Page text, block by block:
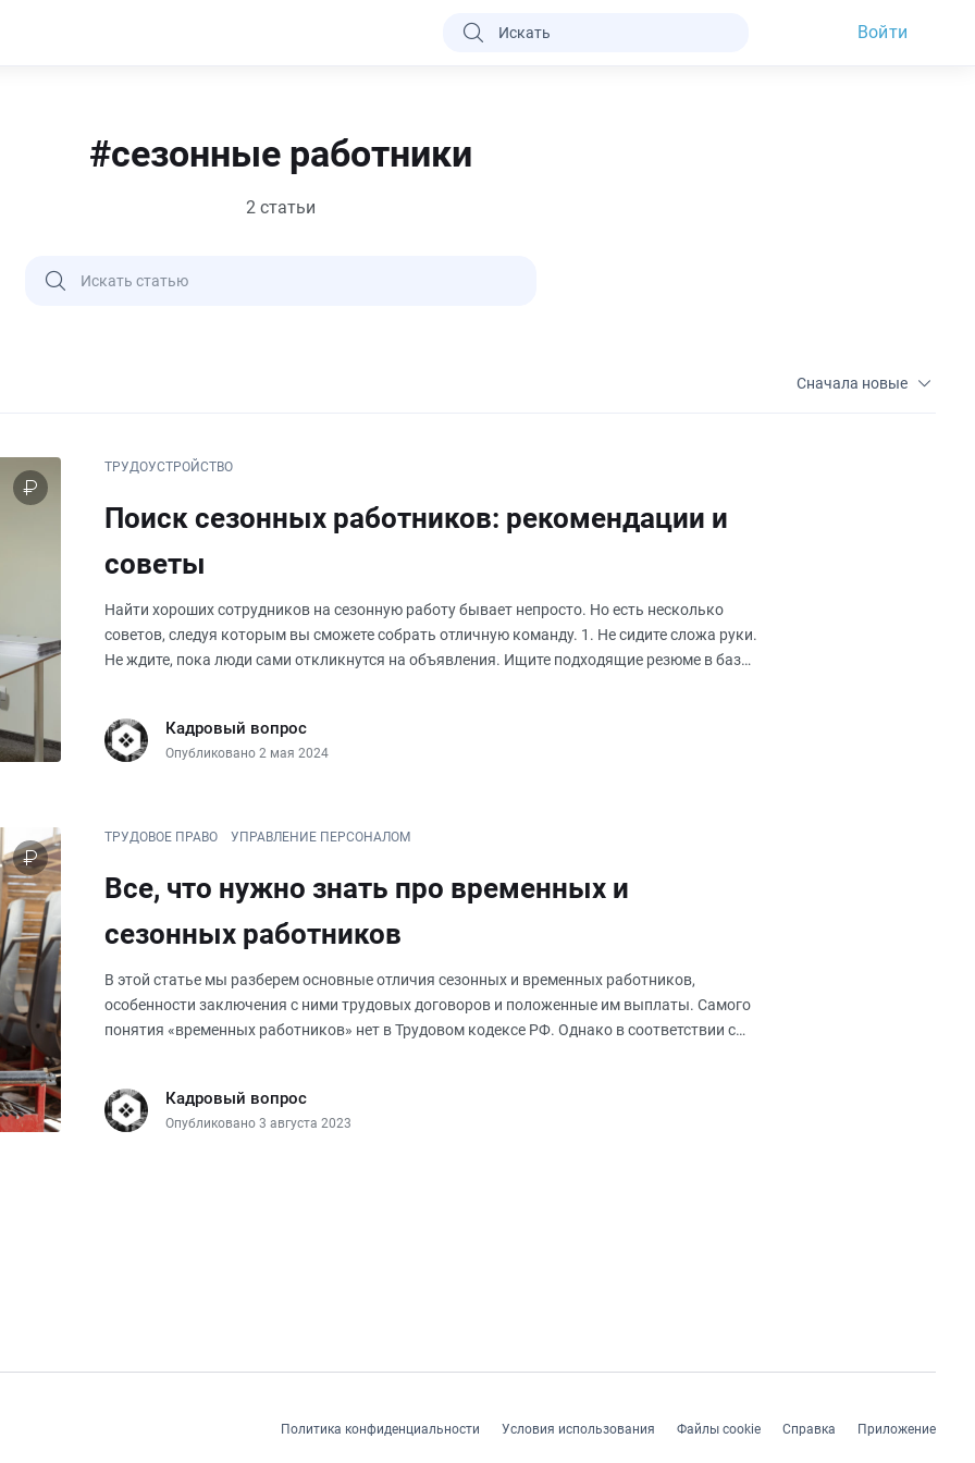
Войти
#сезонные работники
2 статьи
Сначала новые
ТРУДОУСТРОЙСТВО
Поиск сезонных работников: рекомендации и
советы
Найти хороших сотрудников на сезонную работу бывает непросто. Но есть несколько
советов, следуя которым вы сможете собрать отличную команду. 1. Не сидите сложа руки.
Не ждите, пока люди сами откликнутся на объявления. Ищите подходящие резюме в базах
Кадровый вопрос
Опубликовано 2 мая 2024
ТРУДОВОЕ ПРАВО УПРАВЛЕНИЕ ПЕРСОНАЛОМ
Все, что нужно знать про временных и
сезонных работников
В этой статье мы разберем основные отличия сезонных и временных работников,
особенности заключения с ними трудовых договоров и положенные им выплаты. Самого
понятия «временных работников» нет в Трудовом кодексе РФ. Однако в соответствии с
Кадровый вопрос
Опубликовано 3 августа 2023
Политика конфиденциальности Условия использования Файлы cookie Справка Приложение